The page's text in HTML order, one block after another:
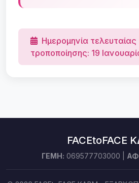
Ημερομηνία τελευταίας
τροποποίησης: 19
FACEtoFACE
ΓΕΜΗ: 069577703000 |